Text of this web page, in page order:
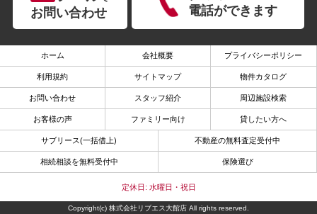
お問い合わせ 電話ができます
ホーム 会社概要 プライバシーポリシー
利用規約 サイトマップ 物件カタログ
お問い合わせ スタッフ紹介 周辺施設検索
お客様の声 ファミリー向け 貸したい方へ
サブリース(一括借上) 不動産の無料査定受付中
相続相談を無料受付中 保険選び
定休日: 水曜日・祝日
Copyright(c) 株式会社リブエス大館店 All rights reserved.